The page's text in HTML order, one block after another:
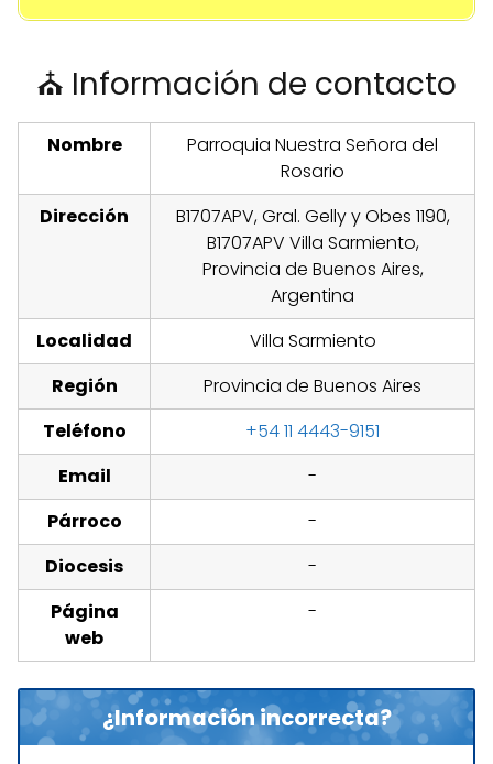
⛪ Información de contacto
Nombre
Parroquia Nuestra Señora del
Rosario
Dirección
B1707APV, Gral. Gelly y Obes 1190,
B1707APV Villa Sarmiento,
Provincia de Buenos Aires,
Argentina
Localidad
Villa Sarmiento
Región
Provincia de Buenos Aires
Teléfono
+54 11 4443-9151
Email
-
Párroco
-
Diocesis
-
Página
web
-
¿Información incorrecta?